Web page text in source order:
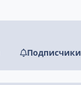
Подписчики